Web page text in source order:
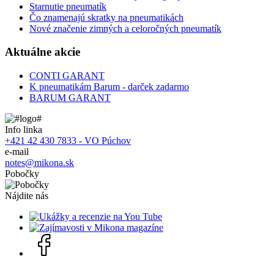
Starnutie pneumatík
Čo znamenajú skratky na pneumatikách
Nové značenie zimných a celoročných pneumatík
Aktuálne akcie
CONTI GARANT
K pneumatikám Barum - darček zadarmo
BARUM GARANT
Info linka
+421 42 430 7833 - VO Púchov
e-mail
notes@mikona.sk
Pobočky
Nájdite nás